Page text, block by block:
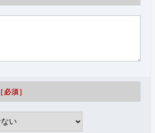
［必須］